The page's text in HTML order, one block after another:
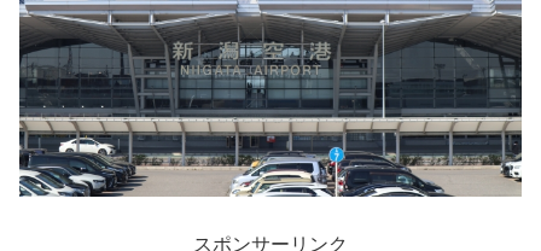
スポンサーリンク